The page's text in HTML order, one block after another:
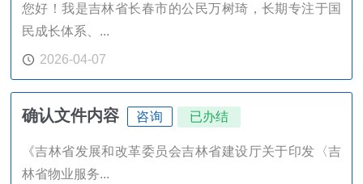
您好！我是吉林省长春市的公民万树琦，长期专注于国
民成长体系、...
2026-04-07
确认文件内容 咨询 已办结
《吉林省发展和改革委员会吉林省建设厅关于印发〈吉
林省物业服务...